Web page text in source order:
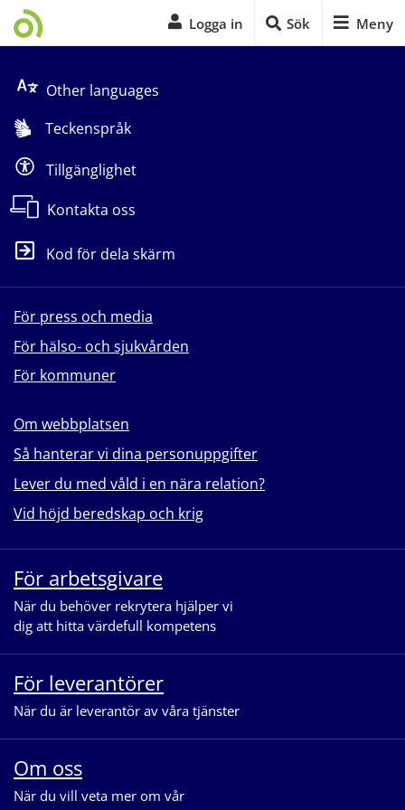
Logga in Sök Meny
Other languages
Teckenspråk
Tillgänglighet
Kontakta oss
Kod för dela skärm
För press och media
För hälso- och sjukvården
För kommuner
Om webbplatsen
Så hanterar vi dina personuppgifter
Lever du med våld i en nära relation?
Vid höjd beredskap och krig
För arbetsgivare
När du behöver rekrytera hjälper vi
dig att hitta värdefull kompetens
För leverantörer
När du är leverantör av våra tjänster
Om oss
När du vill veta mer om vår